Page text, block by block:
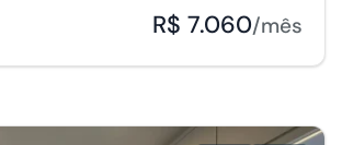
R$ 7.060/mês